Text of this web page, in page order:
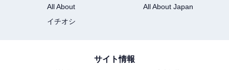
All About
All About Japan
イチオシ
サイト情報